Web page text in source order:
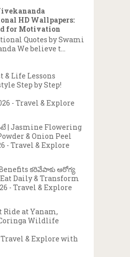
HD Wallpapers:
for Motivation
Quotes by Swami
We believe t...
& Life Lessons
Step by Step!
- Travel & Explore
| Jasmine Flowering
& Onion Peel
- Travel & Explore
కరివేపాకు ఆరోగ్య
Daily & Transform
- Travel & Explore
Ride at Yanam,
Wildlife
Travel & Explore with